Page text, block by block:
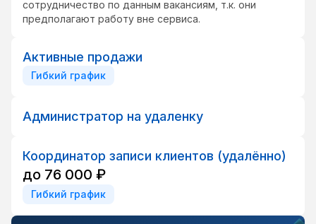
сотрудничество по данным вакансиям, т.к. они
предполагают работу вне сервиса.
Активные продажи
Гибкий график
Администратор на удаленку
Координатор записи клиентов (удалённо)
до 76 000 ₽
Гибкий график